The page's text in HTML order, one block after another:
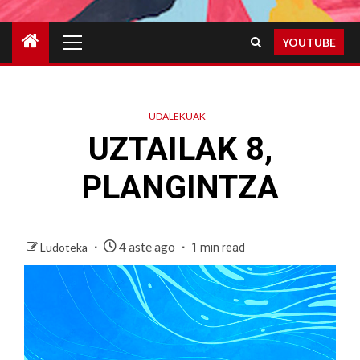
Menu
YOUTUBE
UDALEKUAK
UZTAILAK 8,
PLANGINTZA
Ludoteka 4 aste ago 1 min read